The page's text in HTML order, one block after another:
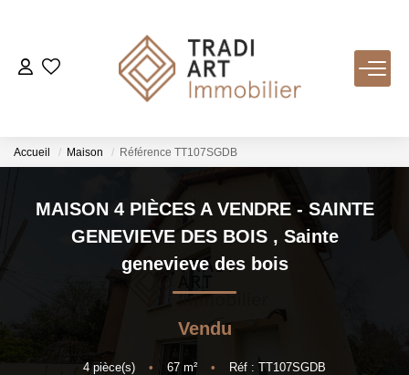
ACHETER
LOUER
VENDRE
Estimer
Biens Vendus
Accueil Maison Référence TT107SGDB
MAISON 4 PIÈCES A VENDRE - SAINTE
GENEVIEVE DES BOIS , Sainte
genevieve des bois
Vendu
4 pièce(s) • 67 m² • Réf : TT107SGDB